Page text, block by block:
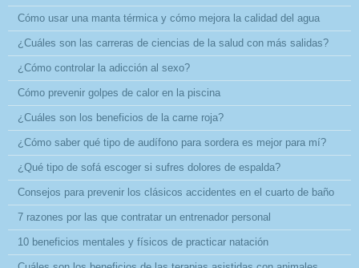
Cómo usar una manta térmica y cómo mejora la calidad del agua
¿Cuáles son las carreras de ciencias de la salud con más salidas?
¿Cómo controlar la adicción al sexo?
Cómo prevenir golpes de calor en la piscina
¿Cuáles son los beneficios de la carne roja?
¿Cómo saber qué tipo de audífono para sordera es mejor para mí?
¿Qué tipo de sofá escoger si sufres dolores de espalda?
Consejos para prevenir los clásicos accidentes en el cuarto de baño
7 razones por las que contratar un entrenador personal
10 beneficios mentales y físicos de practicar natación